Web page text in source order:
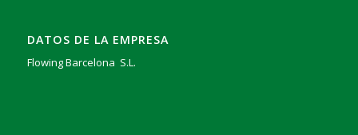
DATOS DE LA EMPRESA
Flowing Barcelona S.L.